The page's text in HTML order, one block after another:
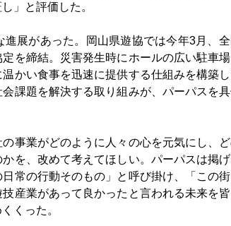
」と評価した。
展があった。岡山県遊協では今年3月、
を締結。災害発生時にホールの広い駐車
かい食事を迅速に提供する仕組みを構築
課題を解決する取り組みが、パーパスを
事業がどのように人々の心を元気にし、
を、改めて考えてほしい。パーパスは掲
常の行動そのもの」と呼び掛け、「この
産業があって良かったと言われる未来を
くった。